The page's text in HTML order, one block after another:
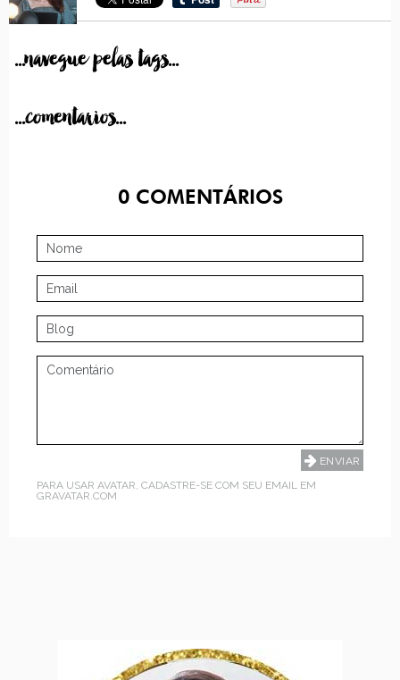
...navegue pelas tags...
...comentarios...
0COMENTÁRIOS
PARA USAR AVATAR, CADASTRE-SE COM SEU EMAIL EM
GRAVATAR.COM